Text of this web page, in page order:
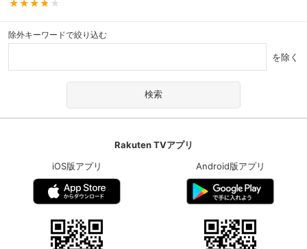
除外キーワードで絞り込む
を除く
Rakuten TVアプリ
iOS版アプリ
Android版アプリ